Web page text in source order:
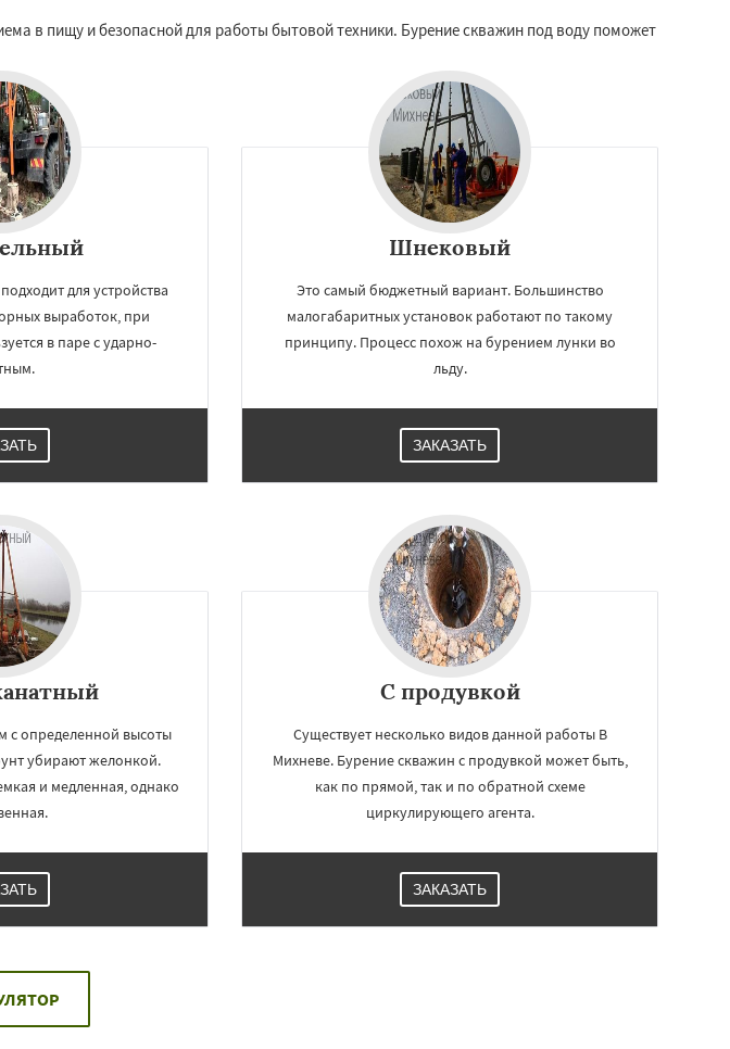
в пищу и безопасной для работы бытовой техники. Бурение скважин под воду поможет
для устройства
выработок, при
в паре с ударно-
Шнековый
Это самый бюджетный вариант. Большинство
малогабаритных установок работают по такому
принципу. Процесс похож на бурением лунки во
льду.
ЗАКАЗАТЬ
с определенной высоты
убирают желонкой.
и медленная, однако
С продувкой
Существует несколько видов данной работы В
Михневе. Бурение скважин с продувкой может быть,
как по прямой, так и по обратной схеме
циркулирующего агента.
ЗАКАЗАТЬ